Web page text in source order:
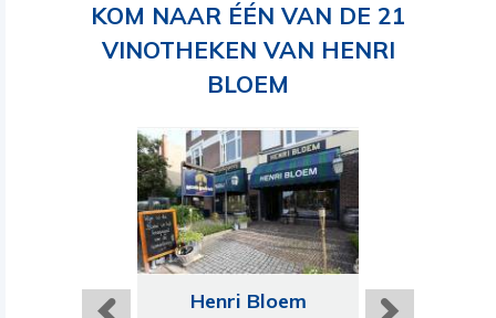
KOM NAAR ÉÉN VAN DE 21
VINOTHEKEN VAN HENRI
BLOEM
Henri Bloem